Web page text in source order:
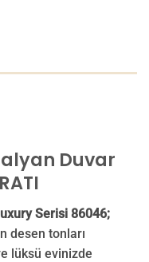
Duvar
Serisi 86046;
desen tonları
lüksü evinizde